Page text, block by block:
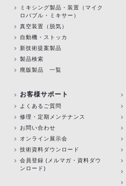
ミキシング製品・装置（マイク
ロバブル・ミキサー）
真空装置（脱気）
自動機・ストッカ
新技術提案製品
製品検索
廃版製品 一覧
お客様サポート
よくあるご質問
修理・定期メンテナンス
お問い合わせ
オンライン展示会
技術資料ダウンロード
会員登録 (メルマガ・資料ダウ
ンロード)